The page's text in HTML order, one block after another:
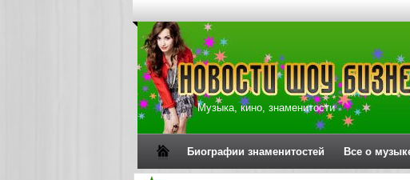
Музыка, кино, знаменитости
Биографии знаменитостей Все о